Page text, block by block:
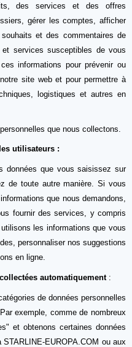
des services et des offres
gérer les comptes, afficher
et des commentaires de
services susceptibles de vous
informations pour prévenir ou
site web et pour permettre à
logistiques et autres en
que nous collectons.
utilisateurs :
données que vous saisissez sur
de toute autre manière. Si vous
que nous demandons,
fournir des services, y compris
les informations que vous
personnaliser nos suggestions
en ligne.
automatiquement:
de données personnelles
exemple, comme de nombreux
et obtenons certaines données
EUROPA.COM ou aux